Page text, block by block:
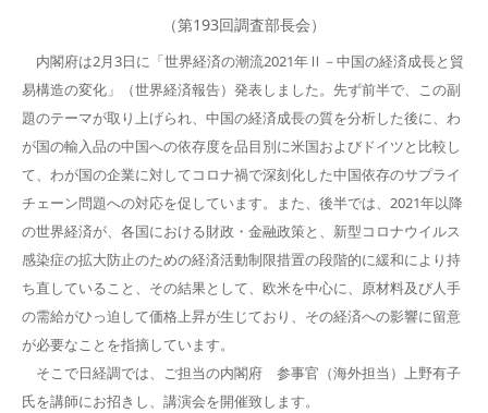
（第193回調査部長会）
内閣府は2月3日に「世界経済の潮流2021年Ⅱ－中国の経済成長と貿
易構造の変化」（世界経済報告）発表しました。先ず前半で、この副
題のテーマが取り上げられ、中国の経済成長の質を分析した後に、わ
が国の輸入品の中国への依存度を品目別に米国およびドイツと比較し
て、わが国の企業に対してコロナ禍で深刻化した中国依存のサプライ
チェーン問題への対応を促しています。また、後半では、2021年以降
の世界経済が、各国における財政・金融政策と、新型コロナウイルス
感染症の拡大防止のための経済活動制限措置の段階的に緩和により持
ち直していること、その結果として、欧米を中心に、原材料及び人手
の需給がひっ迫して価格上昇が生じており、その経済への影響に留意
が必要なことを指摘しています。
そこで日経調では、ご担当の内閣府 参事官（海外担当）上野有子
氏を講師にお招きし、講演会を開催致します。